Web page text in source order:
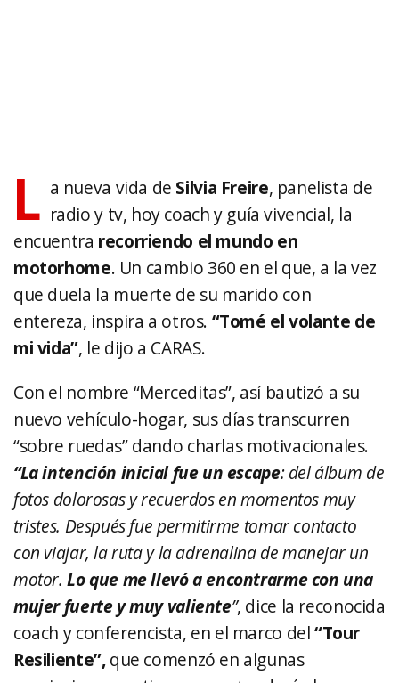
L a nueva vida de Silvia Freire, panelista de
radio y tv, hoy coach y guía vivencial, la
encuentra recorriendo el mundo en
motorhome. Un cambio 360 en el que, a la vez
que duela la muerte de su marido con
entereza, inspira a otros. “Tomé el volante de
mi vida”, le dijo a CARAS.
Con el nombre “Merceditas”, así bautizó a su
nuevo vehículo-hogar, sus días transcurren
“sobre ruedas” dando charlas motivacionales.
“La intención inicial fue un escape: del álbum de
fotos dolorosas y recuerdos en momentos muy
tristes. Después fue permitirme tomar contacto
con viajar, la ruta y la adrenalina de manejar un
motor.Lo que me llevó a encontrarme con una
mujer fuerte y muy valiente”, dice la reconocida
coach y conferencista, en el marco del“Tour
Resiliente”,que comenzó en algunas